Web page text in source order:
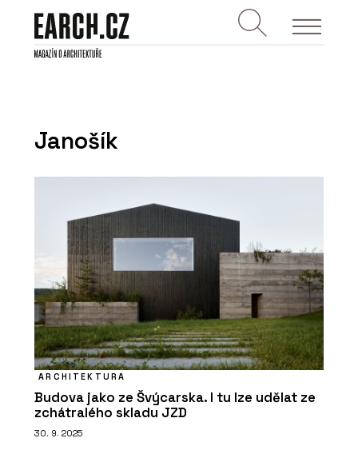
Janošík
ARCHITEKTURA
Budova jako ze Švýcarska. I tu lze udělat ze
zchátralého skladu JZD
30. 9. 2025